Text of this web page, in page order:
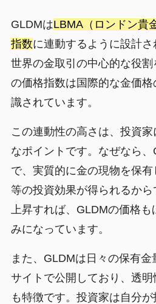
GLDMはLBMA（ロンドン貴
指数に連動するように設計
世界の金取引の中心的な役
の価格指数は国際的な金価
識されています。
この連動性の高さは、投資
なポイントです。なぜなら
で、実質的に金の現物を保
等の投資効果が得られるか
上昇すれば、GLDMの価格も
みになっています。
また、GLDMは日々の保有
サイトで公開しており、透明
も特徴です。投資家は自分